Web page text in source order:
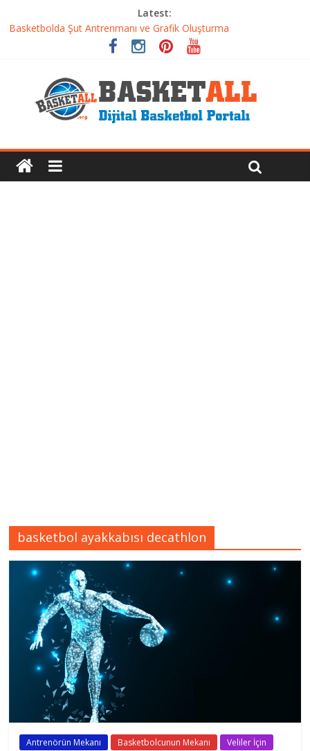
Latest:
Basketbolda Şut Antrenmanı ve Grafik Oluşturma
Iverson’dan Kyrie’e: Top Sürme Sanatının Dramatik Evrimi
Dünyanın En İyi Basketbol Takımı: Gerçek Şampiyon Kim?
Basketbolcu Beslenmesi: Performansı Artıran Bilimsel
Yaklaşımlar
basketbol ayakkabısı decathlon
Antrenörün Mekanı Basketbolcunun Mekanı Veliler İçin